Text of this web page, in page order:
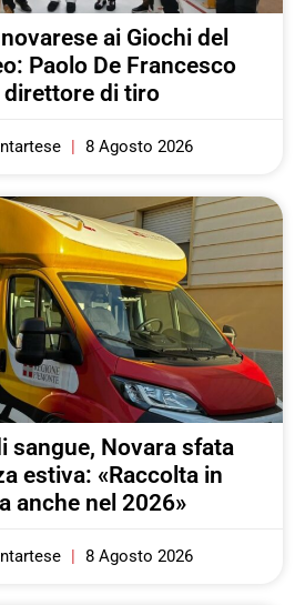
ai Giochi del
Paolo De Francesco
direttore di tiro
8 Agosto 2026
sangue, Novara sfata
estiva: «Raccolta in
anche nel 2026»
8 Agosto 2026